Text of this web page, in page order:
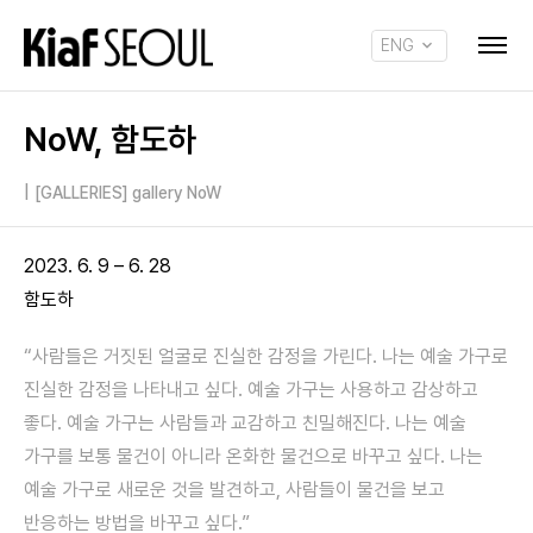
ENG
NoW, 함도하
[GALLERIES] gallery NoW
2023. 6. 9 – 6. 28
함도하
“사람들은 거짓된 얼굴로 진실한 감정을 가린다. 나는 예술 가구로
진실한 감정을 나타내고 싶다. 예술 가구는 사용하고 감상하고
좋다. 예술 가구는 사람들과 교감하고 친밀해진다. 나는 예술
가구를 보통 물건이 아니라 온화한 물건으로 바꾸고 싶다. 나는
예술 가구로 새로운 것을 발견하고, 사람들이 물건을 보고
반응하는 방법을 바꾸고 싶다.”